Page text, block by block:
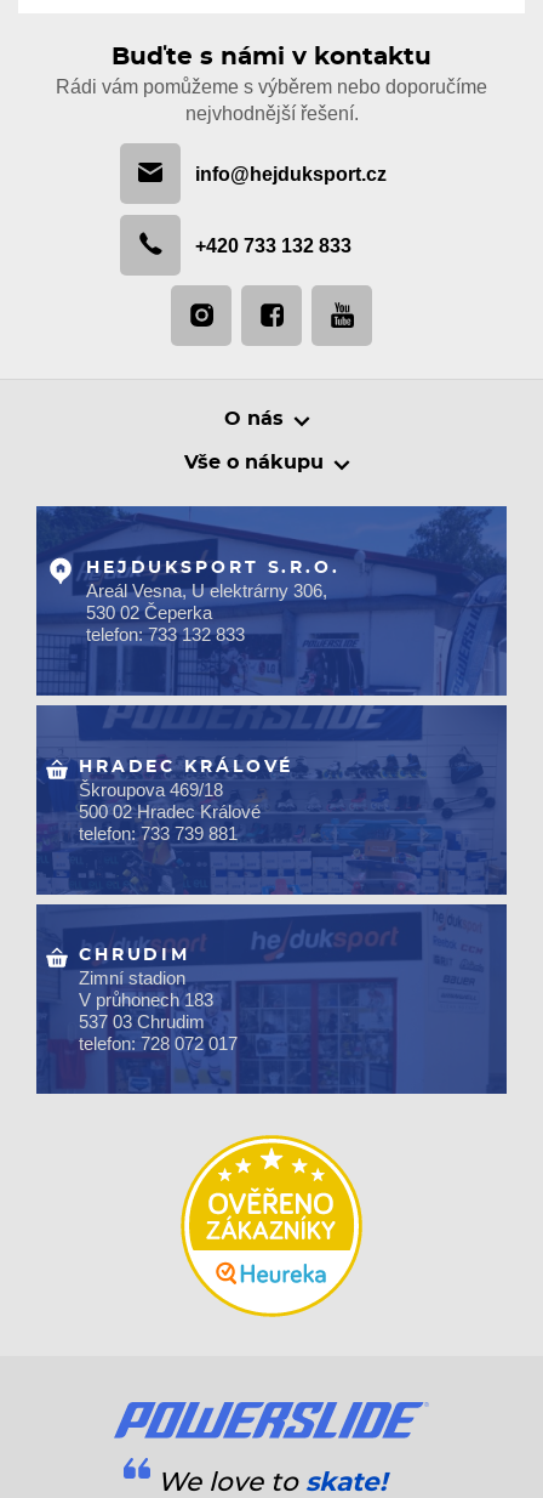
Buďte s námi v kontaktu
Rádi vám pomůžeme s výběrem nebo doporučíme
nejvhodnější řešení.
info@hejduksport.cz
+420 733 132 833
O nás
Vše o nákupu
HEJDUKSPORT S.R.O.
Areál Vesna, U elektrárny 306,
530 02 Čeperka
telefon: 733 132 833
HRADEC KRÁLOVÉ
Škroupova 469/18
500 02 Hradec Králové
telefon: 733 739 881
CHRUDIM
Zimní stadion
V průhonech 183
537 03 Chrudim
telefon: 728 072 017
We love to skate!